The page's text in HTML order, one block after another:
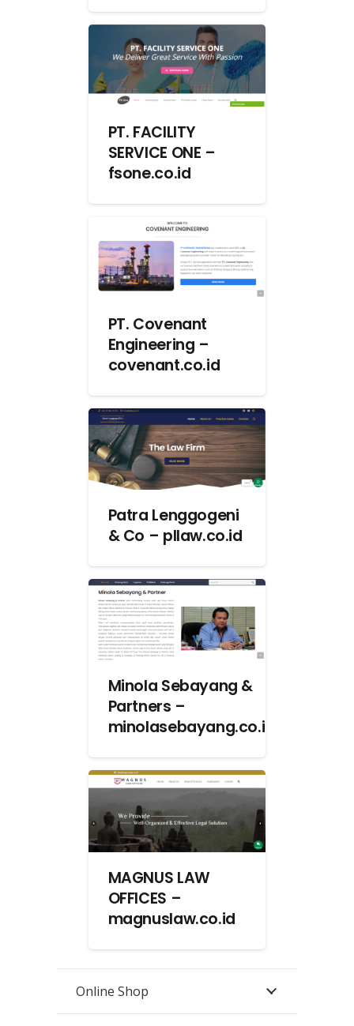
PT. FACILITY
SERVICE ONE –
fsone.co.id
PT. Covenant
Engineering –
covenant.co.id
Patra Lenggogeni
& Co – pllaw.co.id
Minola Sebayang &
Partners –
minolasebayang.co.id
MAGNUS LAW
OFFICES –
magnuslaw.co.id
Online Shop